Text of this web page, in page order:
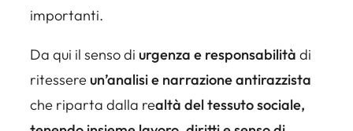
importanti.
Da qui il senso di urgenza e responsabilità di
ritessereun’analisi e narrazione antirazzista
che riparta dalla realtà del tessuto sociale,